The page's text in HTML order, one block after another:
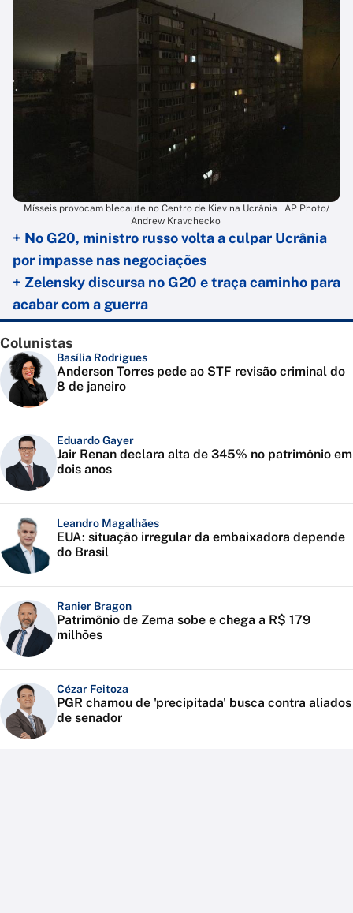
Mísseis provocam blecaute no Centro de Kiev na Ucrânia | AP Photo/
Andrew Kravchecko
+ No G20, ministro russo volta a culpar Ucrânia
por impasse nas negociações
+ Zelensky discursa no G20 e traça caminho para
acabar com a guerra
Colunistas
Basília Rodrigues
Anderson Torres pede ao STF revisão criminal do
8 de janeiro
Eduardo Gayer
Jair Renan declara alta de 345% no patrimônio em
dois anos
Leandro Magalhães
EUA: situação irregular da embaixadora depende
do Brasil
Ranier Bragon
Patrimônio de Zema sobe e chega a R$ 179
milhões
Cézar Feitoza
PGR chamou de 'precipitada' busca contra aliados
de senador